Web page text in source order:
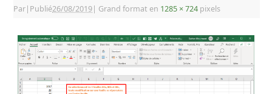
Par| Publié26/08/2019| Grand format en 1285 × 724 pixels